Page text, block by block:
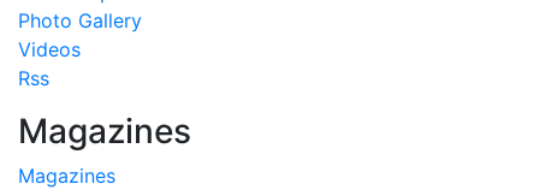
Photo Gallery
Videos
Rss
Magazines
Magazines